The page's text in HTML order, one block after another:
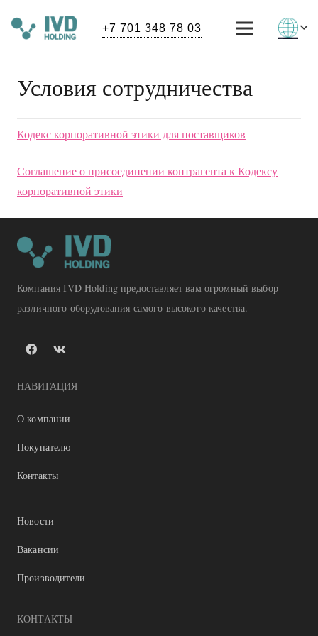
+7 701 348 78 03
Условия сотрудничества
Кодекс корпоративной этики для поставщиков
Соглашение о присоединении контрагента к Кодексу
корпоративной этики
Компания IVD Holding предоставляет вам огромный выбор
различного оборудования самого высокого качества.
НАВИГАЦИЯ
О компании
Покупателю
Контакты
Новости
Вакансии
Производители
КОНТАКТЫ